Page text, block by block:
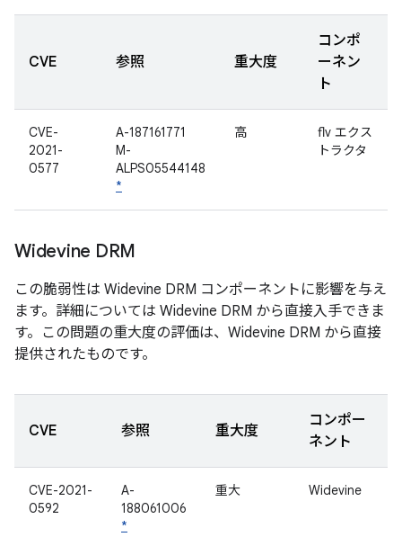
CVE 参照 重大度
コンポ
ーネン
ト
CVE-
2021-
0577
A-187161771
M-
ALPS05544148
*
高
flv エクス
トラクタ
Widevine DRM
この脆弱性は Widevine DRM コンポーネントに影響を与え
ます。詳細については Widevine DRM から直接入手できま
す。この問題の重大度の評価は、Widevine DRM から直接
提供されたものです。
CVE 参照 重大度
コンポー
ネント
CVE-2021-
0592
A-
188061006
*
重大 Widevine